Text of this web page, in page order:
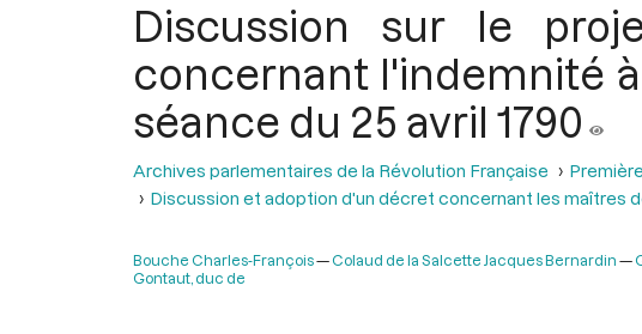
Discussion sur le
concernant l'indemnité
séance du 25 avril 1790
Archives parlementaires de la Révolution Française
Discussion et adoption d'un décret concernant les maîtres
Bouche Charles-François Colaud de la Salcette Jacques Bernardin
Gontaut, duc de